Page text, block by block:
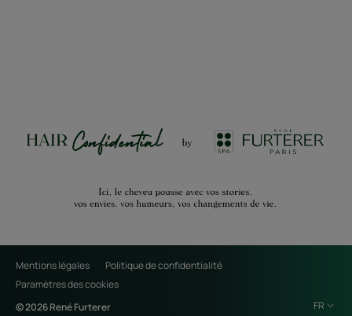
Mentions légales
Politique de confidentialité
Paramètres des cookies
© 2026 René Furterer
FR